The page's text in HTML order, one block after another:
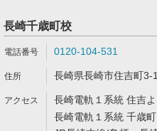
長崎千歳町校
0120-104-531
長崎県長崎市住吉町3-
長崎電軌１系統 住吉
長崎電軌１系統 千歳